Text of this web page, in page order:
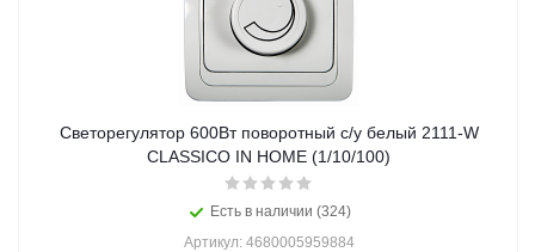
Светорегулятор 600Вт поворотный с/у белый 2111-W
CLASSICO IN HOME (1/10/100)
Есть в наличии (324)
Артикул: 4680005959884